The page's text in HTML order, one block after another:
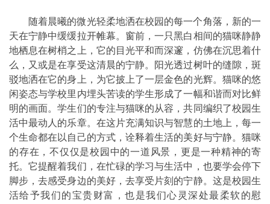
随着晨曦的微光轻柔地洒在校园的每一个角落，新的一
天在宁静中缓缓拉开帷幕。窗前，一只黑白相间的猫咪静静
地栖息在树梢之上，它的目光平和而深邃，仿佛在沉思着什
么，又或是在享受这清晨的宁静。阳光透过树叶的缝隙，斑
驳地洒在它的身上，为它披上了一层金色的光辉。猫咪的悠
闲姿态与学校里内埋头苦读的学生形成了一幅和谐而对比鲜
明的画面。学生们的专注与猫咪的从容，共同编织了校园生
活中最动人的乐章。在这片充满知识与智慧的土地上，每一
个生命都在以自己的方式，诠释着生活的美好与宁静。猫咪
的存在，不仅仅是校园中的一道风景，更是一种精神的寄
托。它提醒着我们，在忙碌的学习与生活中，也要学会停下
脚步，去感受身边的美好，去享受片刻的宁静。这是校园生
活给予我们的宝贵财富，也是我们心灵深处最柔软的慰